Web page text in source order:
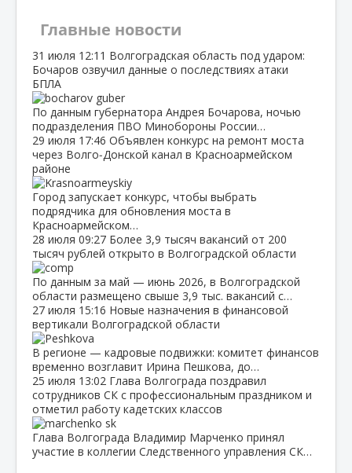
Главные новости
31 июля 12:11 Волгоградская область под ударом:
Бочаров озвучил данные о последствиях атаки
БПЛА
По данным губернатора Андрея Бочарова, ночью
подразделения ПВО Минобороны России…
29 июля 17:46 Объявлен конкурс на ремонт моста
через Волго‑Донской канал в Красноармейском
районе
Город запускает конкурс, чтобы выбрать
подрядчика для обновления моста в
Красноармейском…
28 июля 09:27 Более 3,9 тысяч вакансий от 200
тысяч рублей открыто в Волгоградской области
По данным за май — июнь 2026, в Волгоградской
области размещено свыше 3,9 тыс. вакансий с…
27 июля 15:16 Новые назначения в финансовой
вертикали Волгоградской области
В регионе — кадровые подвижки: комитет финансов
временно возглавит Ирина Пешкова, до…
25 июля 13:02 Глава Волгограда поздравил
сотрудников СК с профессиональным праздником и
отметил работу кадетских классов
Глава Волгограда Владимир Марченко принял
участие в коллегии Следственного управления СК…